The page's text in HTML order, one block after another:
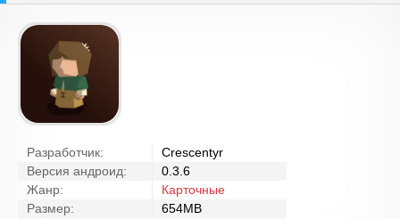
Разработчик:
Crescentyr
Версия андроид:
0.3.6
Жанр:
Карточные
Размер:
654MB